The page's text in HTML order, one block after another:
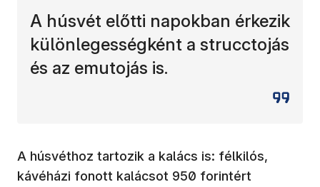
A húsvét előtti napokban érkezik
különlegességként a strucctojás
és az emutojás is.
A húsvéthoz tartozik a kalács is: félkilós,
kávéházi fonott kalácsot 950 forintért